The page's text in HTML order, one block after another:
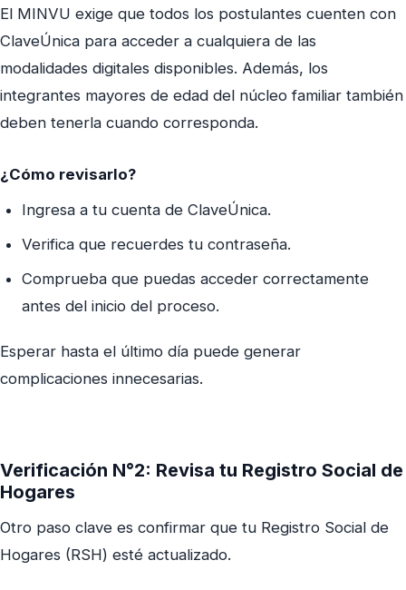
El MINVU exige que todos los postulantes cuenten con
ClaveÚnica para acceder a cualquiera de las
modalidades digitales disponibles. Además, los
integrantes mayores de edad del núcleo familiar también
deben tenerla cuando corresponda.
¿Cómo revisarlo?
Ingresa a tu cuenta de ClaveÚnica.
Verifica que recuerdes tu contraseña.
Comprueba que puedas acceder correctamente
antes del inicio del proceso.
Esperar hasta el último día puede generar
complicaciones innecesarias.
Verificación N°2: Revisa tu Registro Social de
Hogares
Otro paso clave es confirmar que tu Registro Social de
Hogares (RSH) esté actualizado.